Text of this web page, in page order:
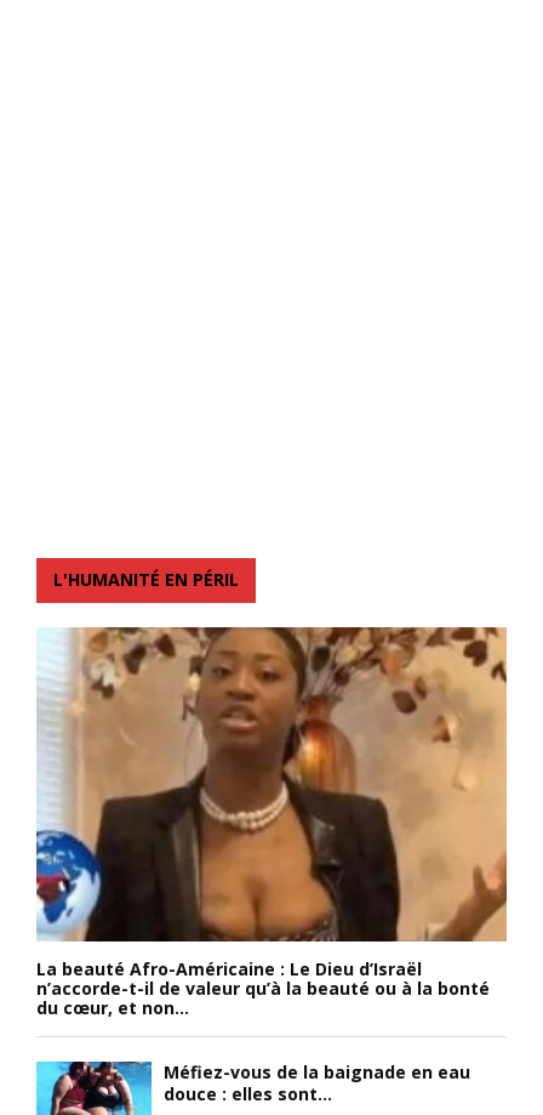
L'HUMANITÉ EN PÉRIL
La beauté Afro-Américaine : Le Dieu d’Israël
n’accorde-t-il de valeur qu’à la beauté ou à la bonté
du cœur, et non...
Méfiez-vous de la baignade en eau
douce : elles sont...